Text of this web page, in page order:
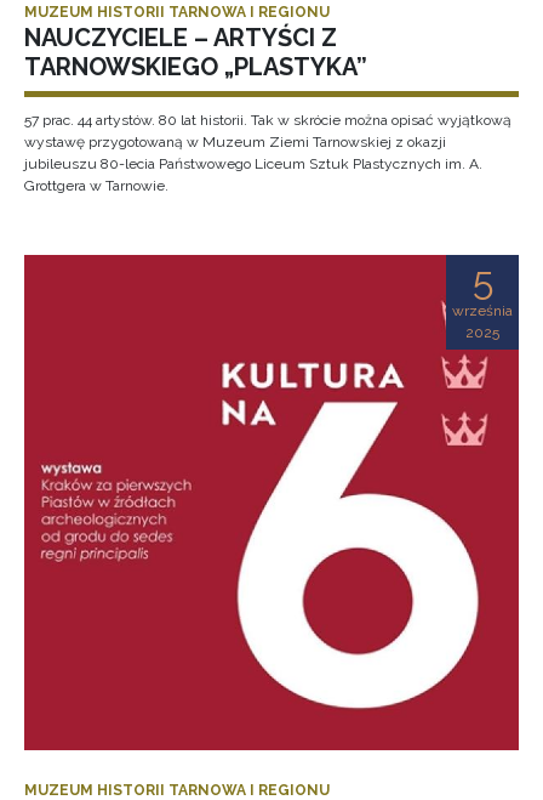
MUZEUM HISTORII TARNOWA I REGIONU
NAUCZYCIELE – ARTYŚCI Z
TARNOWSKIEGO „PLASTYKA”
57 prac. 44 artystów. 80 lat historii. Tak w skrócie można opisać wyjątkową
wystawę przygotowaną w Muzeum Ziemi Tarnowskiej z okazji
jubileuszu 80-lecia Państwowego Liceum Sztuk Plastycznych im. A.
Grottgera w Tarnowie.
5
września
2025
MUZEUM HISTORII TARNOWA I REGIONU